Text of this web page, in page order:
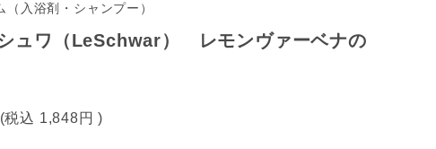
（入浴剤・シャンプー）
ワ（LeSchwar） レモンヴァーベナの
(税込 1,848円 )